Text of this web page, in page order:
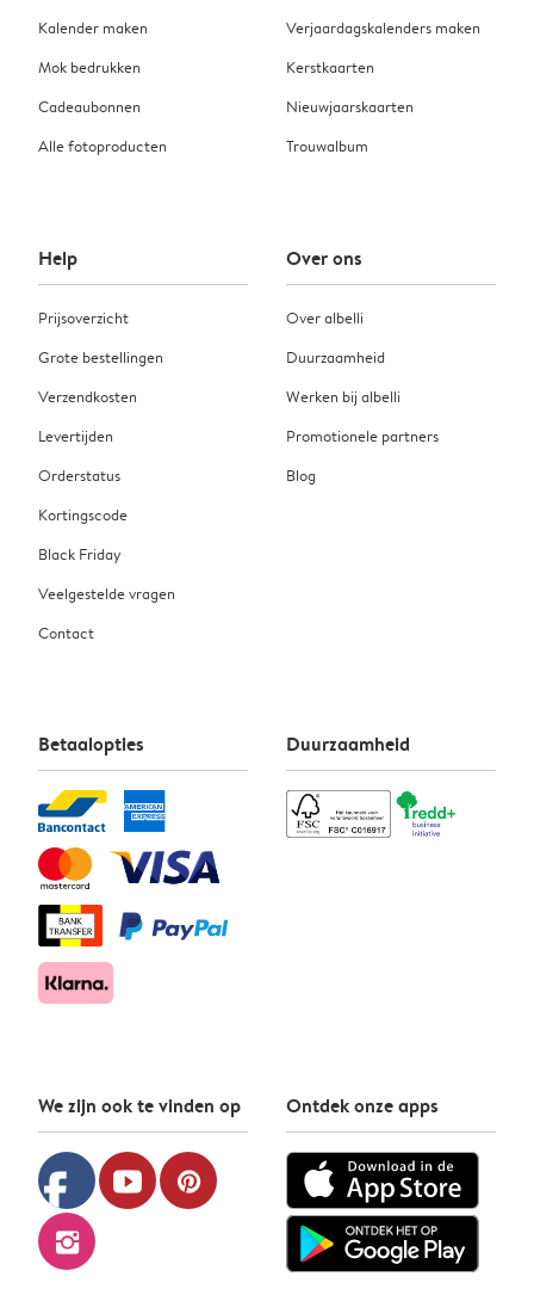
Kalender maken
Mok bedrukken
Cadeaubonnen
Alle fotoproducten
Verjaardagskalenders maken
Kerstkaarten
Nieuwjaarskaarten
Trouwalbum
Help
Prijsoverzicht
Grote bestellingen
Verzendkosten
Levertijden
Orderstatus
Kortingscode
Black Friday
Veelgestelde vragen
Contact
Over ons
Over albelli
Duurzaamheid
Werken bij albelli
Promotionele partners
Blog
Betaalopties Duurzaamheid
We zijn ook te vinden op
facebook youtube pinterest
instagram
Ontdek onze apps